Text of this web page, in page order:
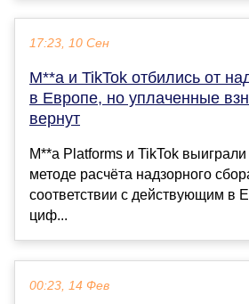
17:23, 10 Сен
M**a и TikTok отбились от
в Европе, но уплаченные
вернут
M**a Platforms и TikTok
методе расчёта надзорного
соответствии с действующим в
циф...
00:23, 14 Фев